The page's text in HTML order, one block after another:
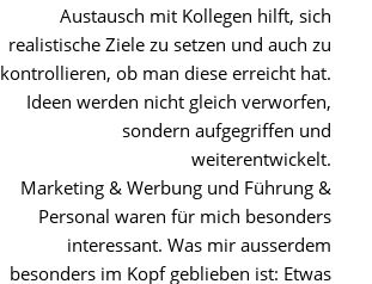
Austausch mit Kollegen hilft, sich
realistische Ziele zu setzen und auch zu
kontrollieren, ob man diese erreicht hat.
Ideen werden nicht gleich verworfen,
sondern aufgegriffen und
weiterentwickelt.
Marketing & Werbung und Führung &
Personal waren für mich besonders
interessant. Was mir ausserdem
besonders im Kopf geblieben ist: Etwas